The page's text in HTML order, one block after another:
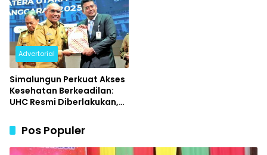
Advertorial
Simalungun Perkuat Akses
Kesehatan Berkeadilan:
UHC Resmi Diberlakukan,
KTP untuk Berobat
Pos Populer